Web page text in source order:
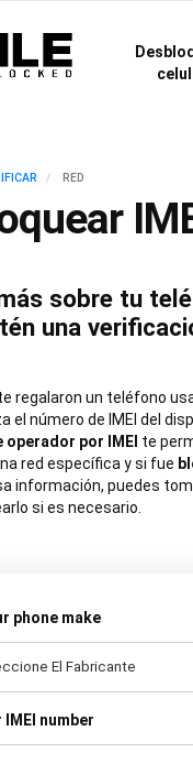
RED
sobre tu
una
regalaron un teléfono
el número de IMEI del
por IMEI te
red específica y si fue
información, puedes
si es necesario.
phone make
IMEI number